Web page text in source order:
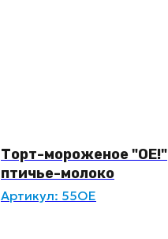
Торт-мороженое "ОЕ!"
птичье-молоко
Артикул: 55ОЕ